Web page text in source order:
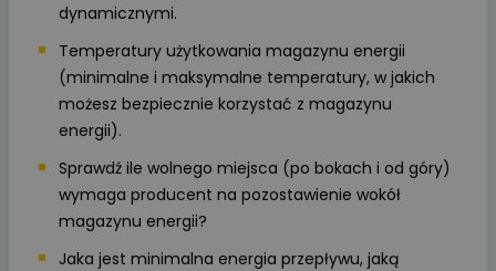
dynamicznymi.
Temperatury użytkowania magazynu energii
(minimalne i maksymalne temperatury, w jakich
możesz bezpiecznie korzystać z magazynu
energii).
Sprawdź ile wolnego miejsca (po bokach i od góry)
wymaga producent na pozostawienie wokół
magazynu energii?
Jaka jest minimalna energia przepływu, jaką